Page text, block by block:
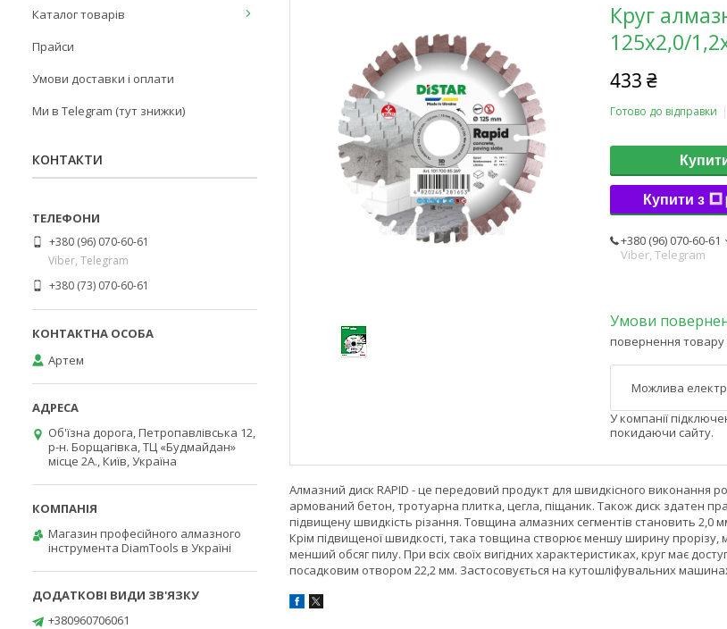
Круг
125x2,0/
433 ₴
Готово до відправки
Купити з
+380 (96) 070-60-61
Viber, Telegram
повернення товару
У компанії
покидаючи сайту.
Алмазний диск RAPID - це передовий продукт для швидкісного виконання
армований бетон, тротуарна плитка, цегла, піщаник. Також диск здатен
підвищену швидкість різання. Товщина алмазних сегментів становить
Крім підвищеної швидкості, така товщина створює меншу ширину
менший обсяг пилу. При всіх своїх вигідних характеристиках, круг має
посадковим отвором 22,2 мм. Застосовується на кутошліфувальних
Каталог товарів
Прайси
Умови доставки і оплати
Ми в Telegram (тут знижки)
КОНТАКТИ
+380 (96) 070-60-61
Viber, Telegram
+380 (73) 070-60-61
Артем
Об'їзна дорога, Петропавлівська 12,
р-н. Борщагівка, ТЦ «Будмайдан»
місце 2А., Київ, Україна
Магазин професійного алмазного
інструмента DiamTools в Україні
+380960706061